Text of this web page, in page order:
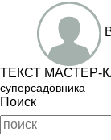
ТЕКСТ МАСТЕР-
суперсадовника
Поиск